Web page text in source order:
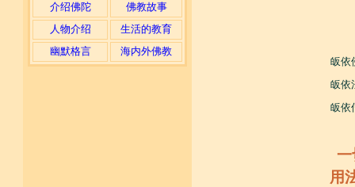
介绍佛陀
佛教故事
人物介绍
生活的教育
幽默格言
海内外佛教
皈依
皈依
皈依
用